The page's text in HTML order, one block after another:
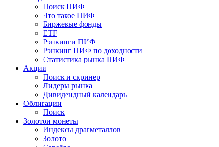
Поиск ПИФ
Что такое ПИФ
Биржевые фонды
ETF
Рэнкинги ПИФ
Рэнкинг ПИФ по доходности
Статистика рынка ПИФ
Акции
Поиск и скринер
Лидеры рынка
Дивидендный календарь
Облигации
Поиск
Золотои монеты
Индексы драгметаллов
Золото